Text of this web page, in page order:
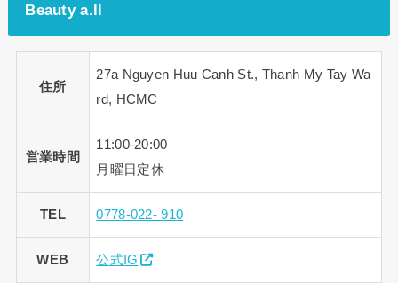
Beauty a.ll
住所
27a Nguyen Huu Canh St., Thanh My Tay Wa
rd, HCMC
営業時間
11:00-20:00
月曜日定休
TEL 0778-022- 910
WEB 公式IG